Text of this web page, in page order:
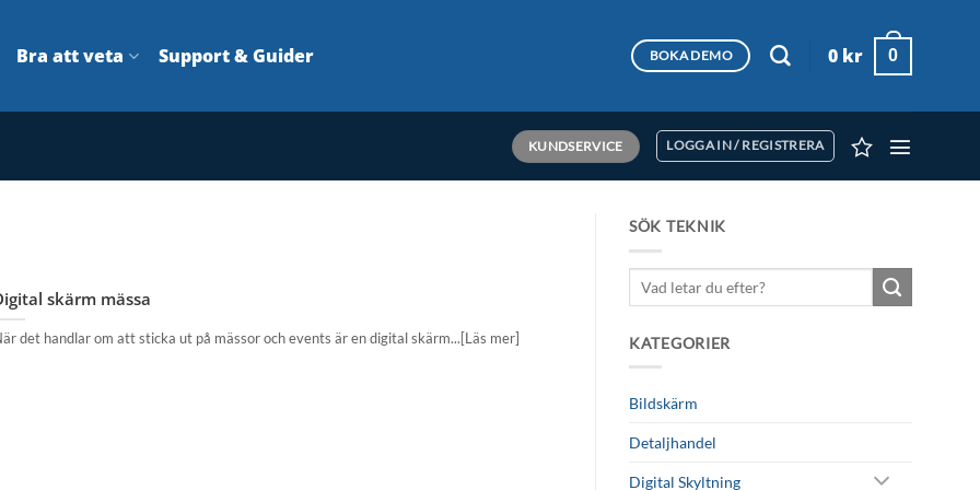
Bra att veta Support & Guider BOKA DEMO 0 kr 0
KUNDSERVICE LOGGA IN / REGISTRERA
skärm mässa
det handlar om att sticka ut på mässor och events är en digital skärm...[Läs mer]
SÖK TEKNIK
KATEGORIER
Bildskärm
Detaljhandel
Digital Skyltning